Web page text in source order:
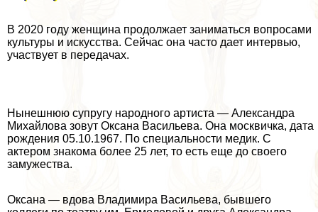
В 2020 году женщина продолжает заниматься вопросами
культуры и искусства. Сейчас она часто дает интервью,
участвует в передачах.
Нынешнюю супругу народного артиста — Александра
Михайлова зовут Оксана Васильева. Она москвичка, дата
рождения 05.10.1967. По специальности медик. С
актером знакома более 25 лет, то есть еще до своего
замужества.
Оксана — вдова Владимира Васильева, бывшего